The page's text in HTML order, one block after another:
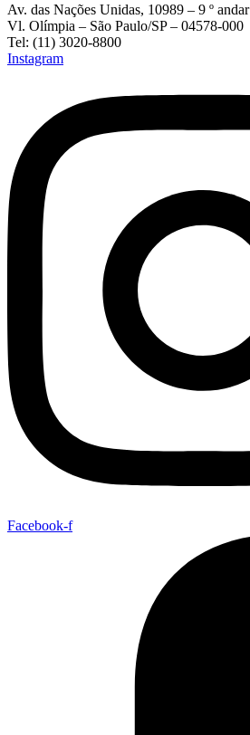
Av. das Nações Unidas, 10989 – 9 º andar
Vl. Olímpia – São Paulo/SP – 04578-000
Tel: (11) 3020-8800
Instagram
Facebook-f